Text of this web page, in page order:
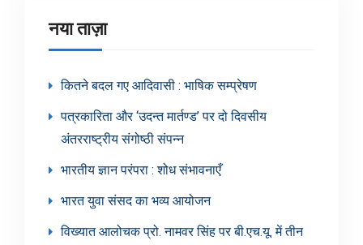
नया ताज़ा
कितने बदल गए आदिवासी : भाषिक सम्प्रेषण
पत्रकारिता और ‘उदन्त मार्तण्ड’ पर दो दिवसीय
अंतरराष्ट्रीय संगोष्ठी संपन्न
भारतीय ज्ञान परंपरा : शोध संभावनाएँ
भारत युवा संसद का भव्य आयोजन
विख्यात आलोचक प्रो. नामवर सिंह पर बी.एच.यू. में तीन